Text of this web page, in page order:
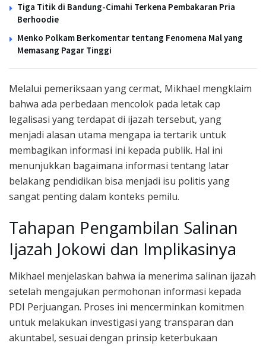
Tiga Titik di Bandung-Cimahi Terkena Pembakaran Pria
Berhoodie
Menko Polkam Berkomentar tentang Fenomena Mal yang
Memasang Pagar Tinggi
Melalui pemeriksaan yang cermat, Mikhael mengklaim
bahwa ada perbedaan mencolok pada letak cap
legalisasi yang terdapat di ijazah tersebut, yang
menjadi alasan utama mengapa ia tertarik untuk
membagikan informasi ini kepada publik. Hal ini
menunjukkan bagaimana informasi tentang latar
belakang pendidikan bisa menjadi isu politis yang
sangat penting dalam konteks pemilu.
Tahapan Pengambilan Salinan
Ijazah Jokowi dan Implikasinya
Mikhael menjelaskan bahwa ia menerima salinan ijazah
setelah mengajukan permohonan informasi kepada
PDI Perjuangan. Proses ini mencerminkan komitmen
untuk melakukan investigasi yang transparan dan
akuntabel, sesuai dengan prinsip keterbukaan